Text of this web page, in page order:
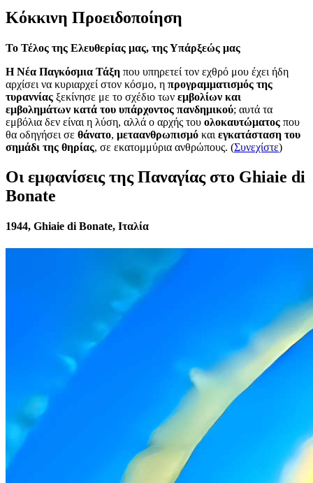
Κόκκινη Προειδοποίηση
Το Τέλος της Ελευθερίας μας, της Υπάρξεώς μας
Η Νέα Παγκόσμια Τάξη που υπηρετεί τον εχθρό μου έχει ήδη
αρχίσει να κυριαρχεί στον κόσμο, η προγραμματισμός της
τυραννίας ξεκίνησε με το σχέδιο των εμβολίων και
εμβολημάτων κατά του υπάρχοντος πανδημικού; αυτά τα
εμβόλια δεν είναι η λύση, αλλά ο αρχής του ολοκαυτώματος που
θα οδηγήσει σε θάνατο, μεταανθρωπισμό και εγκατάσταση του
σημάδι της θηρίας, σε εκατομμύρια ανθρώπους. (Συνεχίστε)
Οι εμφανίσεις της Παναγίας στο Ghiaie di
Bonate
1944, Ghiaie di Bonate, Ιταλία